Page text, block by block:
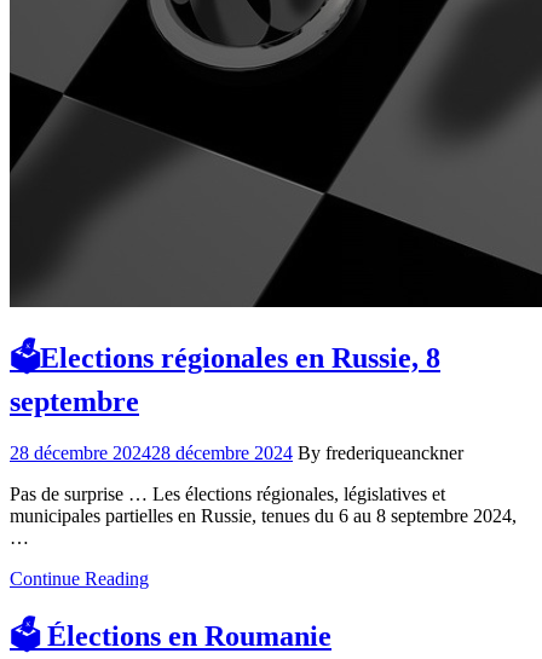
🗳️Elections régionales en Russie, 8
septembre
28 décembre 202428 décembre 2024 By frederiqueanckner
Pas de surprise … Les élections régionales, législatives et
municipales partielles en Russie, tenues du 6 au 8 septembre 2024,
…
Continue Reading
🗳️ Élections en Roumanie